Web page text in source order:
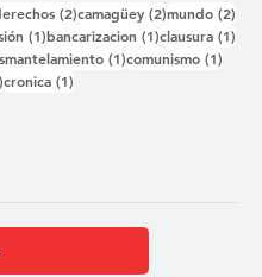
entradas(2)2 entradas
camagüey (2)2 entradas
mundo (2)
(1)1 entrada
bancarizacion (1)1 entrada
clausura (1)
(1)1 entrada
comunismo (1)
1 entrada
cronica (1)